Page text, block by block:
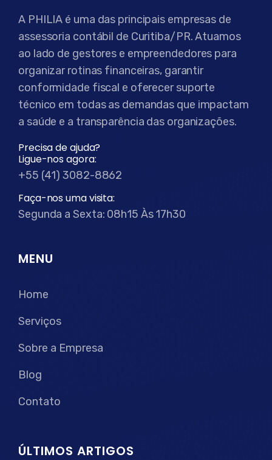
A PHILIA é uma das principais empresas de
assessoria contábil de Curitiba/PR. Atuamos
ao lado de gestores e empreendedores para
organizar rotinas financeiras, garantir
conformidade fiscal e oferecer suporte
técnico em todas as demandas que impactam
a saúde e a transparência das organizações.
Precisa de ajuda?
Ligue-nos agora:
+55 (41) 3082-8862
Faça-nos uma visita:
Segunda a Sexta: 08h15 Às 17h30
MENU
Home
Serviços
Sobre a Empresa
Blog
Contato
ÚLTIMOS ARTIGOS